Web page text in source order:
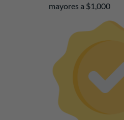
mayores a $1,000